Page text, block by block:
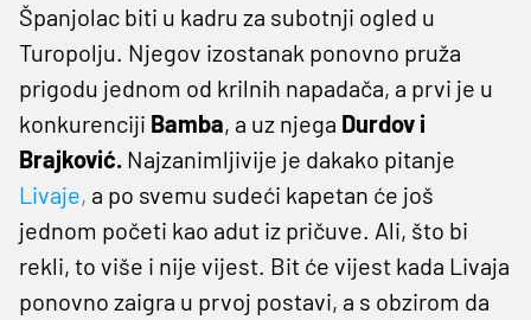
Španjolac biti u kadru za subotnji ogled u
Turopolju. Njegov izostanak ponovno pruža
prigodu jednom od krilnih napadača, a prvi je u
konkurenciji Bamba, a uz njega Durdov i
Brajković. Najzanimljivije je dakako pitanje
Livaje, a po svemu sudeći kapetan će još
jednom početi kao adut iz pričuve. Ali, što bi
rekli, to više i nije vijest. Bit će vijest kada Livaja
ponovno zaigra u prvoj postavi, a s obzirom da